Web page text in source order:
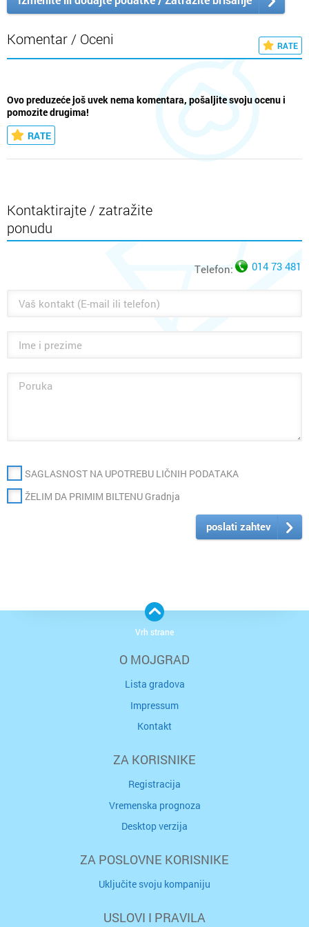
Komentar / Oceni RATE
Ovo preduzeće još uvek nema komentara, pošaljite svoju ocenu i
pomozite drugima!
RATE
Kontaktirajte / zatražite
ponudu
Telefon: 014 73 481
SAGLASNOST NA UPOTREBU LIČNIH PODATAKA
ŽELIM DA PRIMIM BILTENU Gradnja
poslati zahtev
O MOJGRAD
Lista gradova
Impressum
Kontakt
ZA KORISNIKE
Registracija
Vremenska prognoza
Desktop verzija
ZA POSLOVNE KORISNIKE
Uključite svoju kompaniju
USLOVI I PRAVILA
Vrh strane